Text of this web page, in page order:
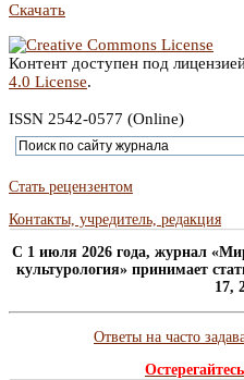
Скачать
Контент доступен под
4.0 License.
ISSN 2542-0577 (Online)
Стать рецензентом
Контакты, учредитель, редакция
C 1 июля 2026 года, журнал
культурология» принимает
17,
Ответы на часто